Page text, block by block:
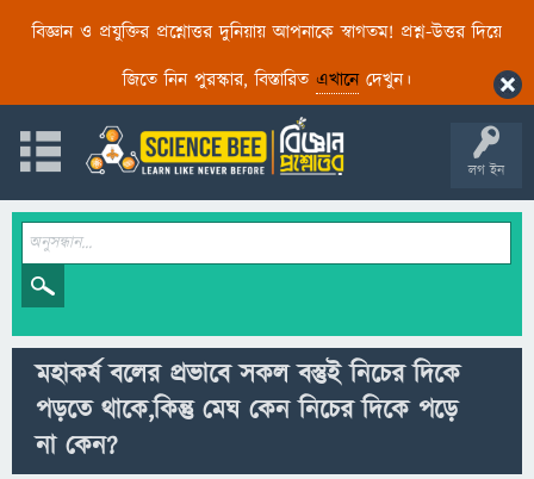
বিজ্ঞান ও প্রযুক্তির প্রশ্নোত্তর দুনিয়ায় আপনাকে স্বাগতম! প্রশ্ন-উত্তর দিয়ে
জিতে নিন পুরস্কার, বিস্তারিত এখানেদেখুন।
লগ ইন
মহাকর্ষ বলের প্রভাবে সকল বস্তুই নিচের দিকে
পড়তে থাকে,কিন্তু মেঘ কেন নিচের দিকে পড়ে
না কেন?